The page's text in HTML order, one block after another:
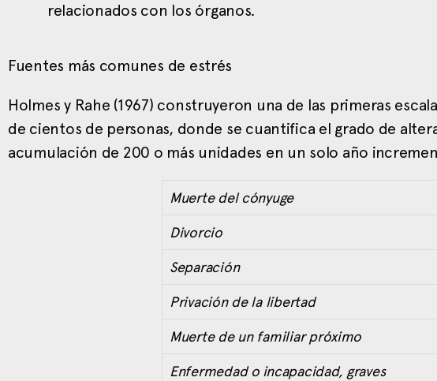
relacionados con los órganos.
Fuentes más comunes de estrés
Holmes y Rahe (1967) construyeron una de las primeras
de cientos de personas, donde se cuantifica el grado de
acumulación de 200 o más unidades en un solo año
Muerte del cónyuge
Divorcio
Separación
Privación de la libertad
Muerte de un familiar próximo
Enfermedad o incapacidad, graves